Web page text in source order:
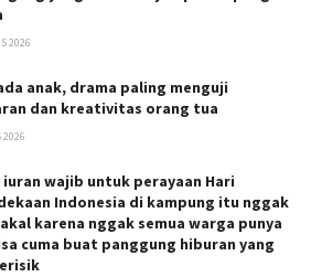
2026
anak, drama paling menguji
dan kreativitas orang tua
2026
wajib untuk perayaan Hari
Indonesia di kampung itu nggak
karena nggak semua warga punya
cuma buat panggung hiburan yang